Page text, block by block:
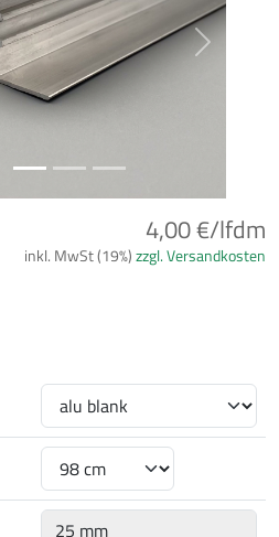
Next
4,00 €/lfdm
inkl. MwSt (19%)zzgl. Versandkosten